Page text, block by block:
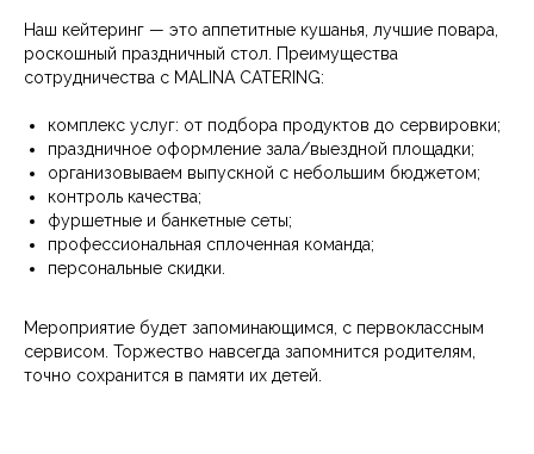
Наш кейтеринг — это аппетитные кушанья, лучшие повара,
роскошный праздничный стол. Преимущества
сотрудничества с MALINA CATERING:
комплекс услуг: от подбора продуктов до сервировки;
праздничное оформление зала/выездной площадки;
организовываем выпускной с небольшим бюджетом;
контроль качества;
фуршетные и банкетные сеты;
профессиональная сплоченная команда;
персональные скидки.
Мероприятие будет запоминающимся, с первоклассным
сервисом. Торжество навсегда запомнится родителям,
точно сохранится в памяти их детей.